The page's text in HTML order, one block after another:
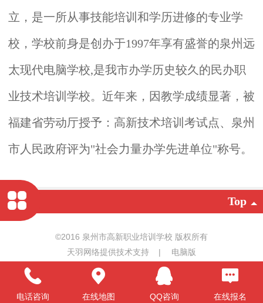
立，是一所从事技能培训和学历进修的专业学
校，学校前身是创办于1997年享有盛誉的泉州远
太现代电脑学校,是我市办学历史较久的民办职
业技术培训学校。近年来，因教学成绩显著，被
福建省劳动厅授予：高新技术培训考试点、泉州
市人民政府评为"社会力量办学先进单位"称号。
Top
©2016 泉州市高新职业培训学校 版权所有
天羽网络提供技术支持
| 电脑版
电话咨询 在线地图 QQ咨询 在线报名